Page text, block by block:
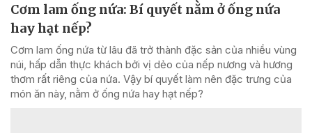
Cơm lam ống nứa: Bí quyết nằm ở ống nứa
hay hạt nếp?
Cơm lam ống nứa từ lâu đã trở thành đặc sản của nhiều vùng
núi, hấp dẫn thực khách bởi vị dẻo của nếp nương và hương
thơm rất riêng của nứa. Vậy bí quyết làm nên đặc trưng của
món ăn này, nằm ở ống nứa hay hạt nếp?